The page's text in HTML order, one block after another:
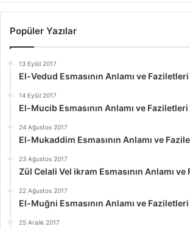
Popüler Yazılar
13 Eylül 2017
El-Vedud Esmasının Anlamı ve Faziletleri
14 Eylül 2017
El-Mucib Esmasının Anlamı ve Faziletleri
24 Ağustos 2017
El-Mukaddim Esmasının Anlamı ve
23 Ağustos 2017
Zül Celali Vel ikram Esmasının Anlamı
22 Ağustos 2017
El-Muğni Esmasının Anlamı ve Faziletleri
25 Aralık 2017